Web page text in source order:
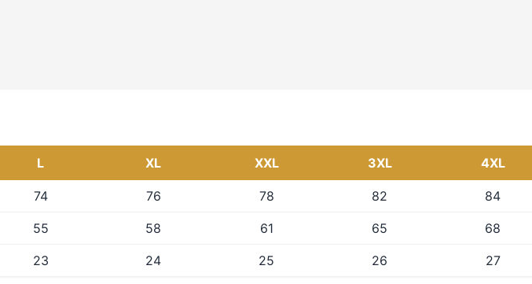
L XL XXL 3XL 4XL
74 76 78 82 84
55 58 61 65 68
23 24 25 26 27